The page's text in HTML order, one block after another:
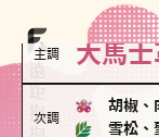
主調 大馬
次調
胡椒、
雪松、